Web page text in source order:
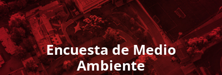
Encuesta de Medio
Ambiente